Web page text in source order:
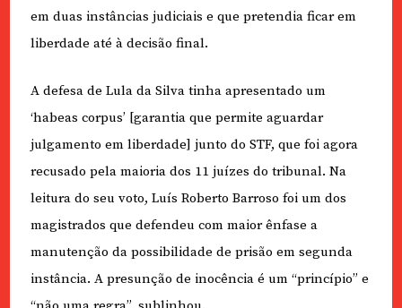
em duas instâncias judiciais e que pretendia ficar em
liberdade até à decisão final.
A defesa de Lula da Silva tinha apresentado um
‘habeas corpus’ [garantia que permite aguardar
julgamento em liberdade] junto do STF, que foi agora
recusado pela maioria dos 11 juízes do tribunal. Na
leitura do seu voto, Luís Roberto Barroso foi um dos
magistrados que defendeu com maior ênfase a
manutenção da possibilidade de prisão em segunda
instância. A presunção de inocência é um “princípio” e